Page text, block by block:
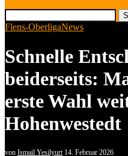
Flens-OberligaNews
Schnelle
beiderseits:
erste Wahl
Hohenwestedt
von Ismail Yesilyurt 14. Februar 2026